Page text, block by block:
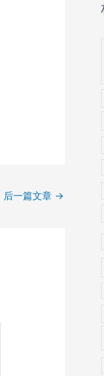
后一篇文章 →